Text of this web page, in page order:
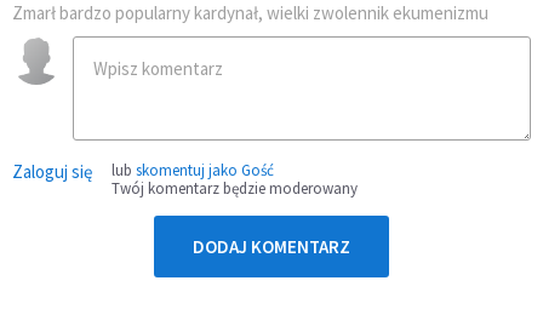
Zmarł bardzo popularny kardynał, wielki zwolennik ekumenizmu
Zaloguj się lub skomentuj jako Gość
Twój komentarz będzie moderowany
DODAJ KOMENTARZ